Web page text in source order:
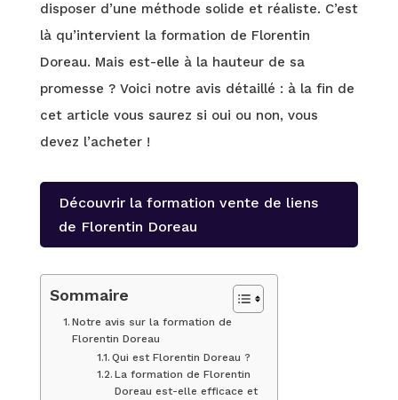
disposer d’une méthode solide et réaliste. C’est
là qu’intervient la formation de Florentin
Doreau. Mais est-elle à la hauteur de sa
promesse ? Voici notre avis détaillé : à la fin de
cet article vous saurez si oui ou non, vous
devez l’acheter !
Découvrir la formation vente de liens
de Florentin Doreau
Sommaire
Notre avis sur la formation de
Florentin Doreau
Qui est Florentin Doreau ?
La formation de Florentin
Doreau est-elle efficace et